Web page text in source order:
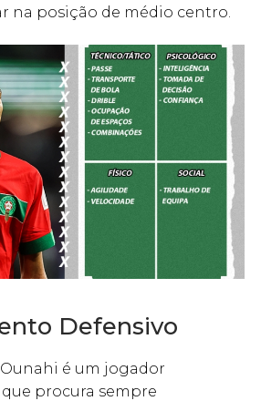
na posição de médio centro.
Defensivo
é um jogador
procura sempre